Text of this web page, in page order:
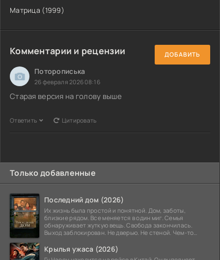
Матрица (1999)
Комментарии и рецензии ДОБАВИТЬ
Поторописька
26 февраля 2026 08:16
Старая версия на голову выше
Ответить Цитировать
Только добавленные
Последний дом (2026)
Их жизнь была простой и понятной. Дом, заботы,
близкие рядом. Все меняется в один миг. Семья
обнаруживает жуткую вещь. Свобода закончилась.
Выход заблокирован. Не дверью. Не стеной. Чем-то
Крылья ужаса (2026)